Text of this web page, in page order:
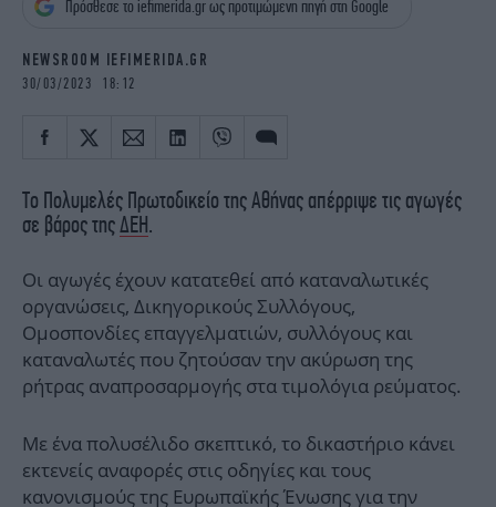
iBOOKS
ΖΩΔΙΑ
MEDIA
NEWSLETTER
Πρόσθεσε το iefimerida.gr ως προτιμώμενη πηγή στη Google
NEWSROOM IEFIMERIDA.GR
30/03/2023 18:12
Το Πολυμελές Πρωτοδικείο της Αθήνας απέρριψε τις αγωγές
σε βάρος τηςΔΕΗ.
Οι αγωγές έχουν κατατεθεί από καταναλωτικές
οργανώσεις, Δικηγορικούς Συλλόγους,
Ομοσπονδίες επαγγελματιών, συλλόγους και
καταναλωτές που ζητούσαν την ακύρωση της
ρήτρας αναπροσαρμογής στα τιμολόγια ρεύματος.
Με ένα πολυσέλιδο σκεπτικό, το δικαστήριο κάνει
εκτενείς αναφορές στις οδηγίες και τους
κανονισμούς της Ευρωπαϊκής Ένωσης για την